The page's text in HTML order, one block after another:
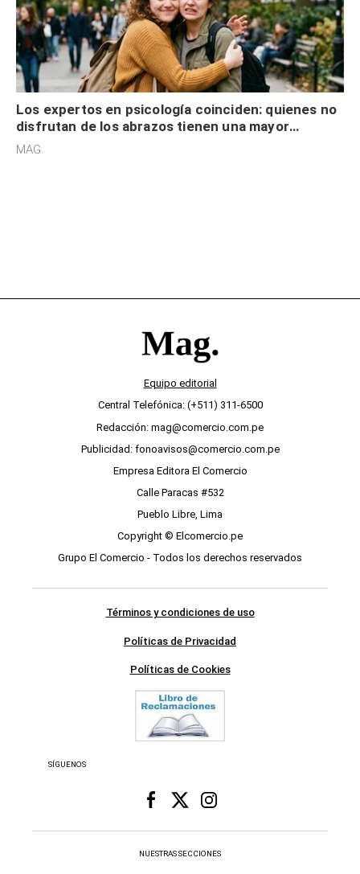
Los expertos en psicología coinciden: quienes no
disfrutan de los abrazos tienen una mayor
sensibilidad a los estímulos físicos y no es por
MAG.
Equipo editorial
Central Telefónica: (+511) 311-6500
Redacción: mag@comercio.com.pe
Publicidad: fonoavisos@comercio.com.pe
Empresa Editora El Comercio
Calle Paracas #532
Pueblo Libre, Lima
Copyright © Elcomercio.pe
Grupo El Comercio - Todos los derechos reservados
Términos y condiciones de uso
Políticas de Privacidad
Políticas de Cookies
SÍGUENOS
NUESTRAS SECCIONES